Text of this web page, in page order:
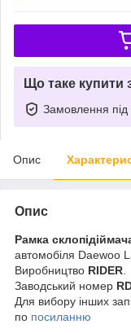
Що таке купити
Замовлення під
Опис
Опис
Рамка
автомобіля Daewoo
Виробництво RIDER
Заводський номер
Для вибору інших
по посиланню